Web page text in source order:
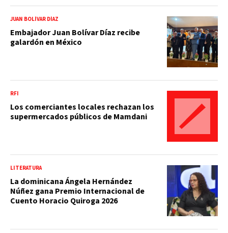
JUAN BOLÍVAR DÍAZ
Embajador Juan Bolívar Díaz recibe
galardón en México
RFI
Los comerciantes locales rechazan los
supermercados públicos de Mamdani
LITERATURA
La dominicana Ángela Hernández
Núñez gana Premio Internacional de
Cuento Horacio Quiroga 2026